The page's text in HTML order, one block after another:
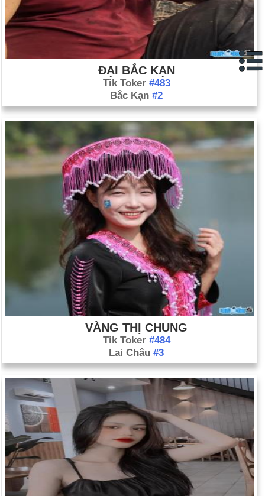
ĐẠI BẮC KẠN
Tik Toker #483
Bắc Kạn #2
VÀNG THỊ CHUNG
Tik Toker #484
Lai Châu #3